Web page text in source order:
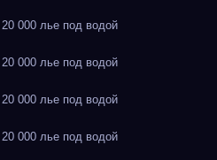
000 лье под водой
000 лье под водой
000 лье под водой
000 лье под водой